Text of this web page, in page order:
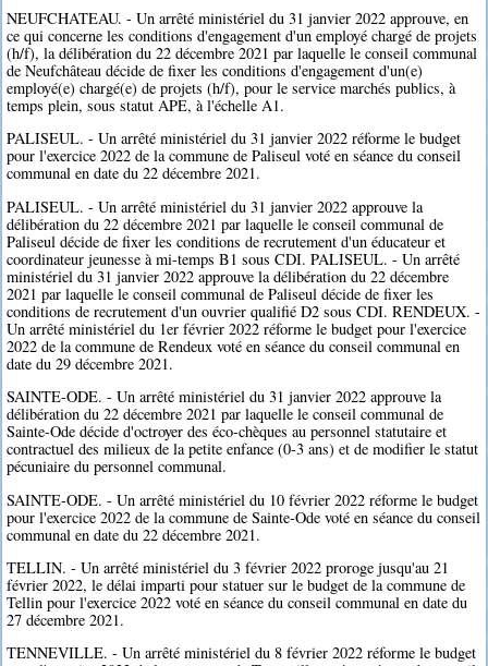
NEUFCHATEAU. - Un arrêté ministériel du 31 janvier 2022 approuve, en
ce qui concerne les conditions d'engagement d'un employé chargé de projets
(h/f), la délibération du 22 décembre 2021 par laquelle le conseil communal
de Neufchâteau décide de fixer les conditions d'engagement d'un(e)
employé(e) chargé(e) de projets (h/f), pour le service marchés publics, à
temps plein, sous statut APE, à l'échelle A1.
PALISEUL. - Un arrêté ministériel du 31 janvier 2022 réforme le budget
pour l'exercice 2022 de la commune de Paliseul voté en séance du conseil
communal en date du 22 décembre 2021.
PALISEUL. - Un arrêté ministériel du 31 janvier 2022 approuve la
délibération du 22 décembre 2021 par laquelle le conseil communal de
Paliseul décide de fixer les conditions de recrutement d'un éducateur et
coordinateur jeunesse à mi-temps B1 sous CDI. PALISEUL. - Un arrêté
ministériel du 31 janvier 2022 approuve la délibération du 22 décembre
2021 par laquelle le conseil communal de Paliseul décide de fixer les
conditions de recrutement d'un ouvrier qualifié D2 sous CDI. RENDEUX. -
Un arrêté ministériel du 1er février 2022 réforme le budget pour l'exercice
2022 de la commune de Rendeux voté en séance du conseil communal en
date du 29 décembre 2021.
SAINTE-ODE. - Un arrêté ministériel du 31 janvier 2022 approuve la
délibération du 22 décembre 2021 par laquelle le conseil communal de
Sainte-Ode décide d'octroyer des éco-chèques au personnel statutaire et
contractuel des milieux de la petite enfance (0-3 ans) et de modifier le statut
pécuniaire du personnel communal.
SAINTE-ODE. - Un arrêté ministériel du 10 février 2022 réforme le budget
pour l'exercice 2022 de la commune de Sainte-Ode voté en séance du conseil
communal en date du 22 décembre 2021.
TELLIN. - Un arrêté ministériel du 3 février 2022 proroge jusqu'au 21
février 2022, le délai imparti pour statuer sur le budget de la commune de
Tellin pour l'exercice 2022 voté en séance du conseil communal en date du
27 décembre 2021.
TENNEVILLE. - Un arrêté ministériel du 8 février 2022 réforme le budget